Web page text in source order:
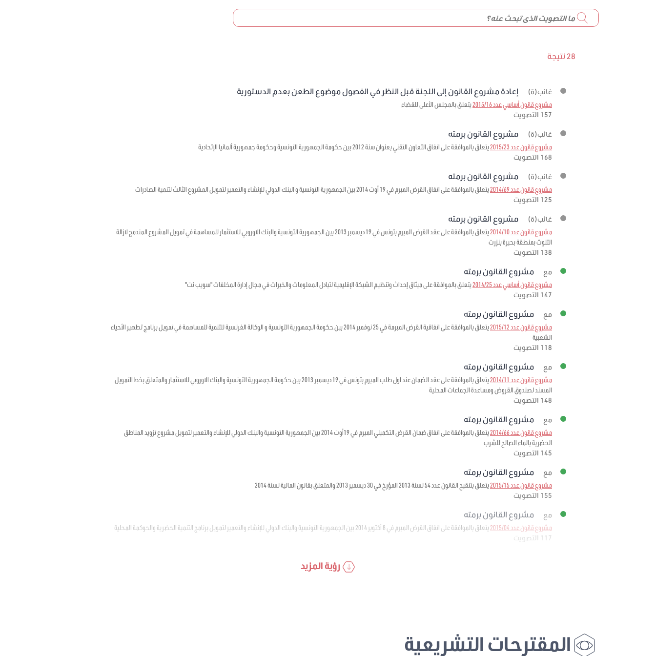
28 نتيجة
غائب(ة) إعادة مشروع القانون إلى اللجنة قبل النظر في الفصول موضوع الطعن بعدم الدستورية
مشروع قانون أساسي عدد 2015/16
يتعلق بالمجلس الأعلى للقضاء
157 التصويت
غائب(ة) مشروع القانون برمته
مشروع قانون عدد 2015/23
يتعلق بالموافقة على اتفاق التعاون التقني بعنوان سنة 2012 بين حكومة الجمهورية التونسية وحكومة جمهورية ألمانيا الإتحادية
168 التصويت
غائب(ة) مشروع القانون برمته
مشروع قانون عدد 2014/69
يتعلق بالموافقة على اتفاق القرض المبرم في 19 أوت 2014 بين الجمهورية التونسية و البنك الدولي للإنشاء والتعمير لتمويل المشروع الثالث لتنمية الصادرات
125 التصويت
غائب(ة) مشروع القانون برمته
مشروع قانون عدد 2014/10
يتعلق بالموافقة على عقد القرض المبرم بتونس في 19 ديسمبر 2013 بين الجمهورية التونسية والبنك الاوروبي للاستثمار للمساهمة في تمويل المشروع المندمج لازالة
التلوث بمنطقة بحيرة بنزرت
138 التصويت
مع مشروع القانون برمته
مشروع قانون أساسي عدد 2014/25
يتعلق بالموافقة على ميثاق إحداث وتنظيم الشبكة الإقليمية لتبادل المعلومات والخبرات في مجال إدارة المخلفات "سويب نت"
147 التصويت
مع مشروع القانون برمته
مشروع قانون عدد 2015/12
يتعلق بالموافقة على اتفاقية القرض المبرمة في 25 نوفمبر 2014 بين حكومة الجمهورية التونسية و الوكالة الفرنسية للتنمية للمساهمة في تمويل برنامج تطهير الأحياء
الشعبية
118 التصويت
مع مشروع القانون برمته
مشروع قانون عدد 2014/11
يتعلق بالموافقة على عقد الضمان عند اول طلب المبرم بتونس في 19 ديسمبر 2013 بين حكومة الجمهورية التونسية والبنك الاوروبي للاستثمار والمتعلق بخط التمويل
المسند لصندوق القروض ومساعدة الجماعات المحلية
148 التصويت
مع مشروع القانون برمته
مشروع قانون عدد 2014/66
يتعلق بالموافقة على اتفاق ضمان القرض التكميلي المبرم في 19أوت 2014 بين الجمهورية التونسية والبنك الدولي للإنشاء والتعمير لتمويل مشروع تزويد المناطق
الحضرية بالماء الصالح للشرب
145 التصويت
مع مشروع القانون برمته
مشروع قانون عدد 2015/15
يتعلق بتنقيح القانون عدد 54 لسنة 2013 المؤرخ في 30 ديسمبر 2013 والمتعلق بقانون المالية لسنة 2014
155 التصويت
مع مشروع القانون برمته
مشروع قانون عدد 2015/04
يتعلق بالموافقة على اتفاق القرض المبرم في 8 أكتوبر 2014 بين الجمهورية التونسية والبنك الدولي للإنشاء والتعمير لتمويل برنامج التنمية الحضرية والحوكمة المحلية
117 التصويت
رؤية المزيد
المقترحات التشريعية